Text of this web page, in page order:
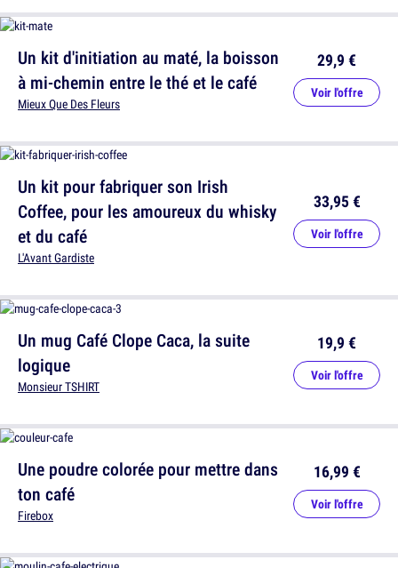
Un kit pour fabriquer son Irish
Coffee, pour les amoureux du whisky
et du café
L'Avant Gardiste
33,95 €
Voir l'offre
Un kit d'initiation au maté, la boisson
à mi-chemin entre le thé et le café
Mieux Que Des Fleurs
29,9 €
Voir l'offre
Un mug Café Clope Caca, la suite
logique
Monsieur TSHIRT
19,9 €
Voir l'offre
Une poudre colorée pour mettre dans
ton café
Firebox
16,99 €
Voir l'offre